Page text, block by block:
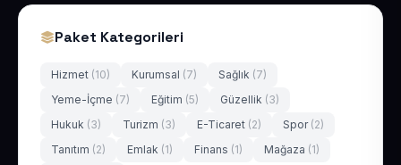
Paket Kategorileri
Hizmet (10) Kurumsal (7) Sağlık (7)
Yeme-İçme (7) Eğitim (5) Güzellik (3)
Hukuk (3) Turizm (3) E-Ticaret (2) Spor (2)
Tanıtım (2) Emlak (1) Finans (1) Mağaza (1)